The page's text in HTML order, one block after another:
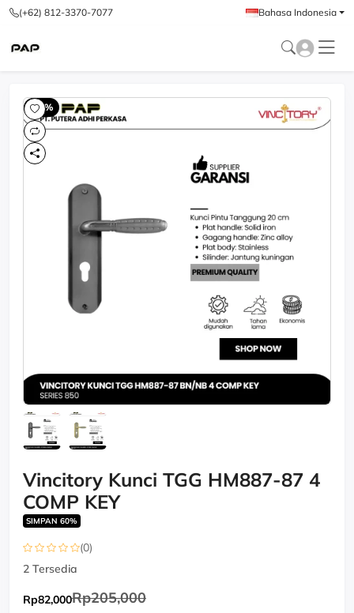
(+62) 812-3370-7077 Bahasa Indonesia
-60%
Vincitory Kunci TGG HM887-87 4
COMP KEY
SIMPAN 60%
(0)
2 Tersedia
Rp82,000Rp205,000